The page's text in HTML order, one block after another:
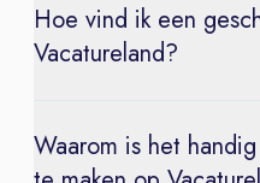
Hoe vind ik een
Vacatureland?
Waarom is het